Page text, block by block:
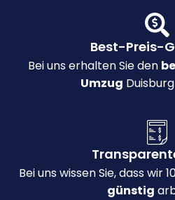
Best-Preis-
Bei uns erhalten Sie den
Umzug
Bei uns wissen Sie, dass wir
günstig